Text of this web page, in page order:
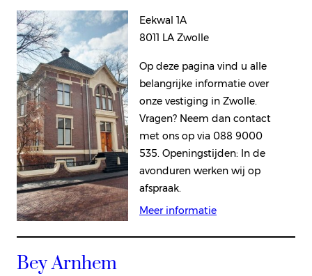
Eekwal 1A
8011 LA Zwolle
Op deze pagina vind u alle
belangrijke informatie over
onze vestiging in Zwolle.
Vragen? Neem dan contact
met ons op via 088 9000
535. Openingstijden: In de
avonduren werken wij op
afspraak.
Meer informatie
Bey Arnhem